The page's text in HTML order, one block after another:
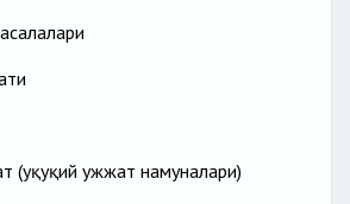
ҳужжат намуналари)